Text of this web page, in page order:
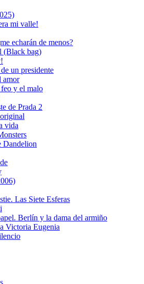
mi valle!
echarán de menos?
(Black bag)
un presidente
amor
y el malo
de Prada 2
vida
Dandelion
Las Siete Esferas
Berlín y la dama del armiño
Victoria Eugenia